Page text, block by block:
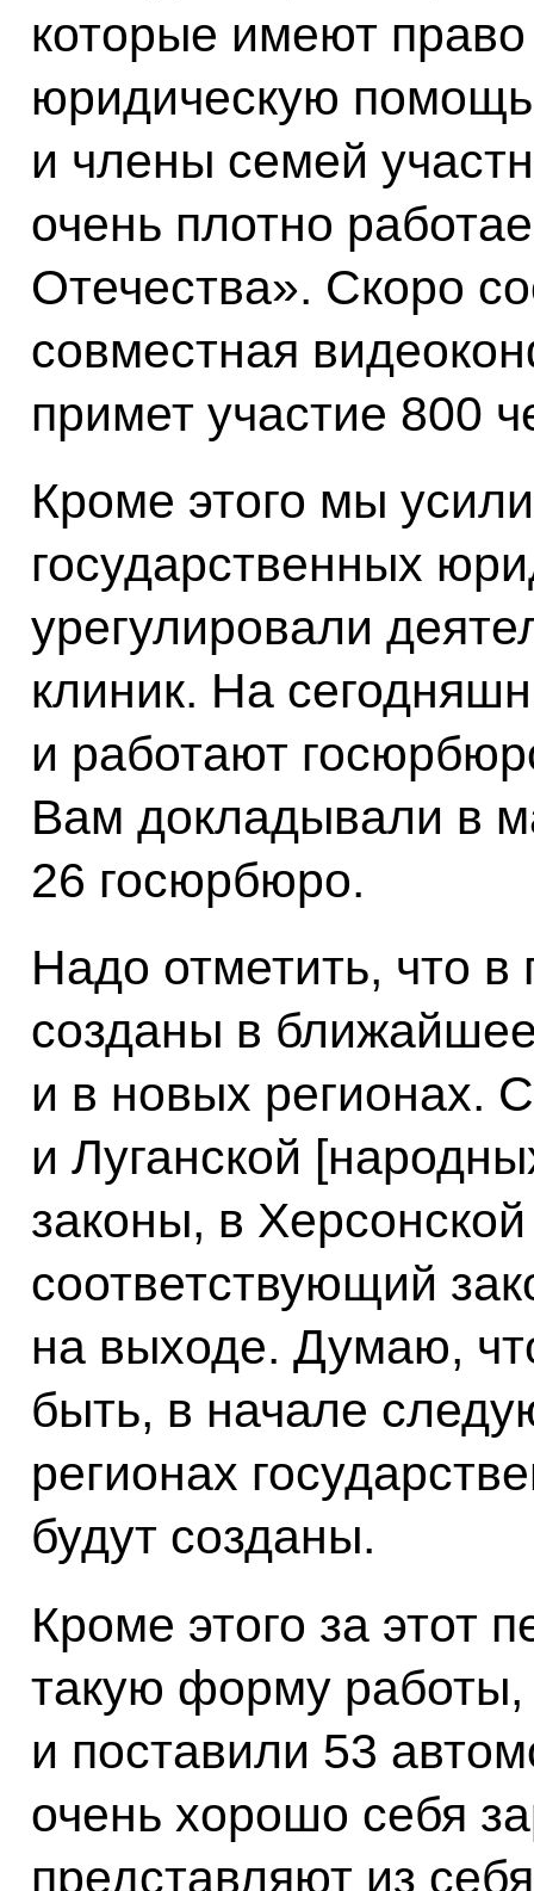
которые имеют
юридическую
и члены семей
очень плотно
Отечества». Скоро
совместная
примет участие 800
Кроме этого мы
государственных
урегулировали
клиник. На
и работают
Вам докладывали в
26 госюрбюро.
Надо отметить, что в
созданы в
и в новых регионах.
и Луганской
законы, в
соответствующий
на выходе. Думаю,
быть, в начале
регионах
будут созданы.
Кроме этого за этот
такую форму работы,
и поставили 53
очень хорошо себя
представляют из